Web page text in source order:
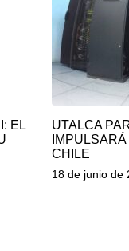
EL
UTALCA
CHILE
18 de junio de